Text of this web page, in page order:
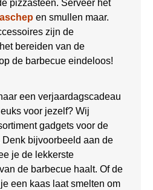
pizzasteen. Serveer het
en smullen maar.
zijn de
bereiden van de
de barbecue eindeloos!
een verjaardagscadeau
voor jezelf? Wij
gadgets voor de
Denk bijvoorbeeld aan de
je de lekkerste
de barbecue haalt. Of de
een kaas laat smelten om